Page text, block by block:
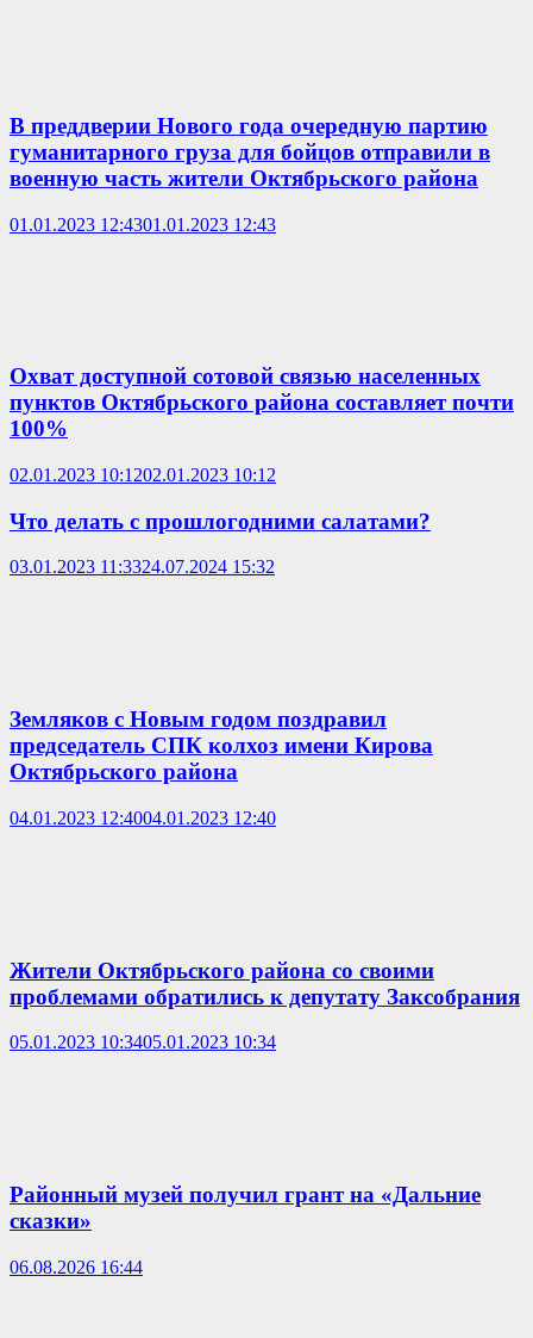
В преддверии Нового года очередную партию
гуманитарного груза для бойцов отправили в
военную часть жители Октябрьского района
01.01.2023 12:4301.01.2023 12:43
Охват доступной сотовой связью населенных
пунктов Октябрьского района составляет почти
100%
02.01.2023 10:1202.01.2023 10:12
Что делать с прошлогодними салатами?
03.01.2023 11:3324.07.2024 15:32
Земляков с Новым годом поздравил
председатель СПК колхоз имени Кирова
Октябрьского района
04.01.2023 12:4004.01.2023 12:40
Жители Октябрьского района со своими
проблемами обратились к депутату Заксобрания
05.01.2023 10:3405.01.2023 10:34
Районный музей получил грант на «Дальние
сказки»
06.08.2026 16:44